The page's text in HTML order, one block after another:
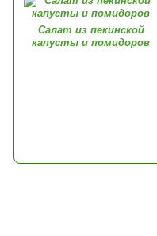
Салат из пекинской
капусты и помидоров